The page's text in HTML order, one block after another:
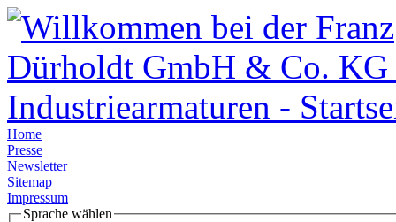
Home
Presse
Newsletter
Sitemap
Impressum
Sprache wählen